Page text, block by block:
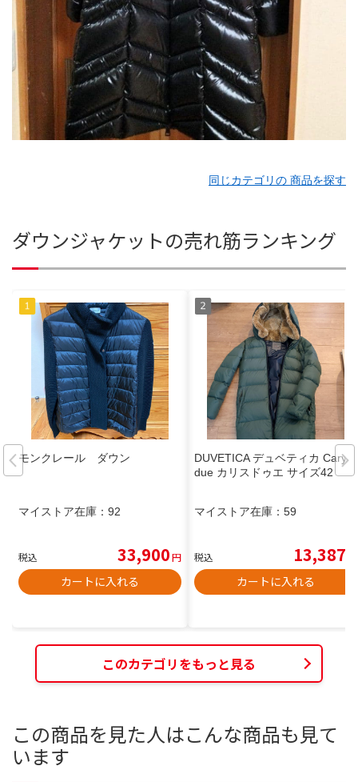
同じカテゴリの 商品を探す
ダウンジャケットの売れ筋ランキング
モンクレール ダウン
マイストア在庫： 92
税込 33,900円
カートに入れる
DUVETICA デュベティカ Carys
due カリスドゥエ サイズ42
マイストア在庫： 59
税込 13,387
カートに入れる
このカテゴリをもっと見る
この商品を見た人はこんな商品も見て
います